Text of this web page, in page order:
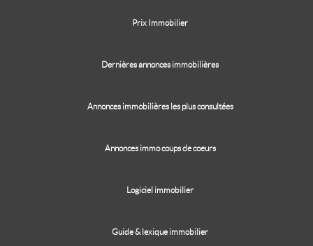
Prix Immobilier
Dernières annonces immobilières
Annonces immobilières les plus consultées
Annonces immo coups de coeurs
Logiciel immobilier
Guide & lexique immobilier